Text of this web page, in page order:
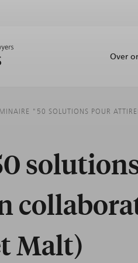
Over
"50 SOLUTIONS POUR
Malt)